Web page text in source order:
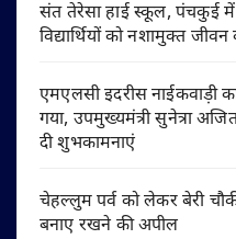
संत तेरेसा हाई स्कूल, पंचकुई में
विद्यार्थियों को नशामुक्त
एमएलसी इदरीस नाईकवाड़ी
गया, उपमुख्यमंत्री सुनेत्रा
दी शुभकामनाएं
चेहल्लुम पर्व को लेकर बेरी
बनाए रखने की अपील